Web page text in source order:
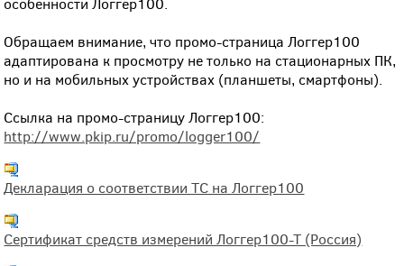
Обращаем внимание, что промо-страница Логгер100
адаптирована к просмотру не только на стационарных ПК,
но и на мобильных устройствах (планшеты, смартфоны).
Ссылка на промо-страницу Логгер100:
http://www.pkip.ru/promo/logger100/
Декларация о соответствии ТС на Логгер100
Сертификат средств измерений Логгер100-Т (Россия)